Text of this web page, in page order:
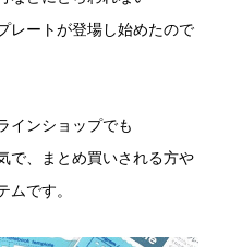
レートが登場し始めたので
インショップでも
で、まとめ買いされる方や
ムです。